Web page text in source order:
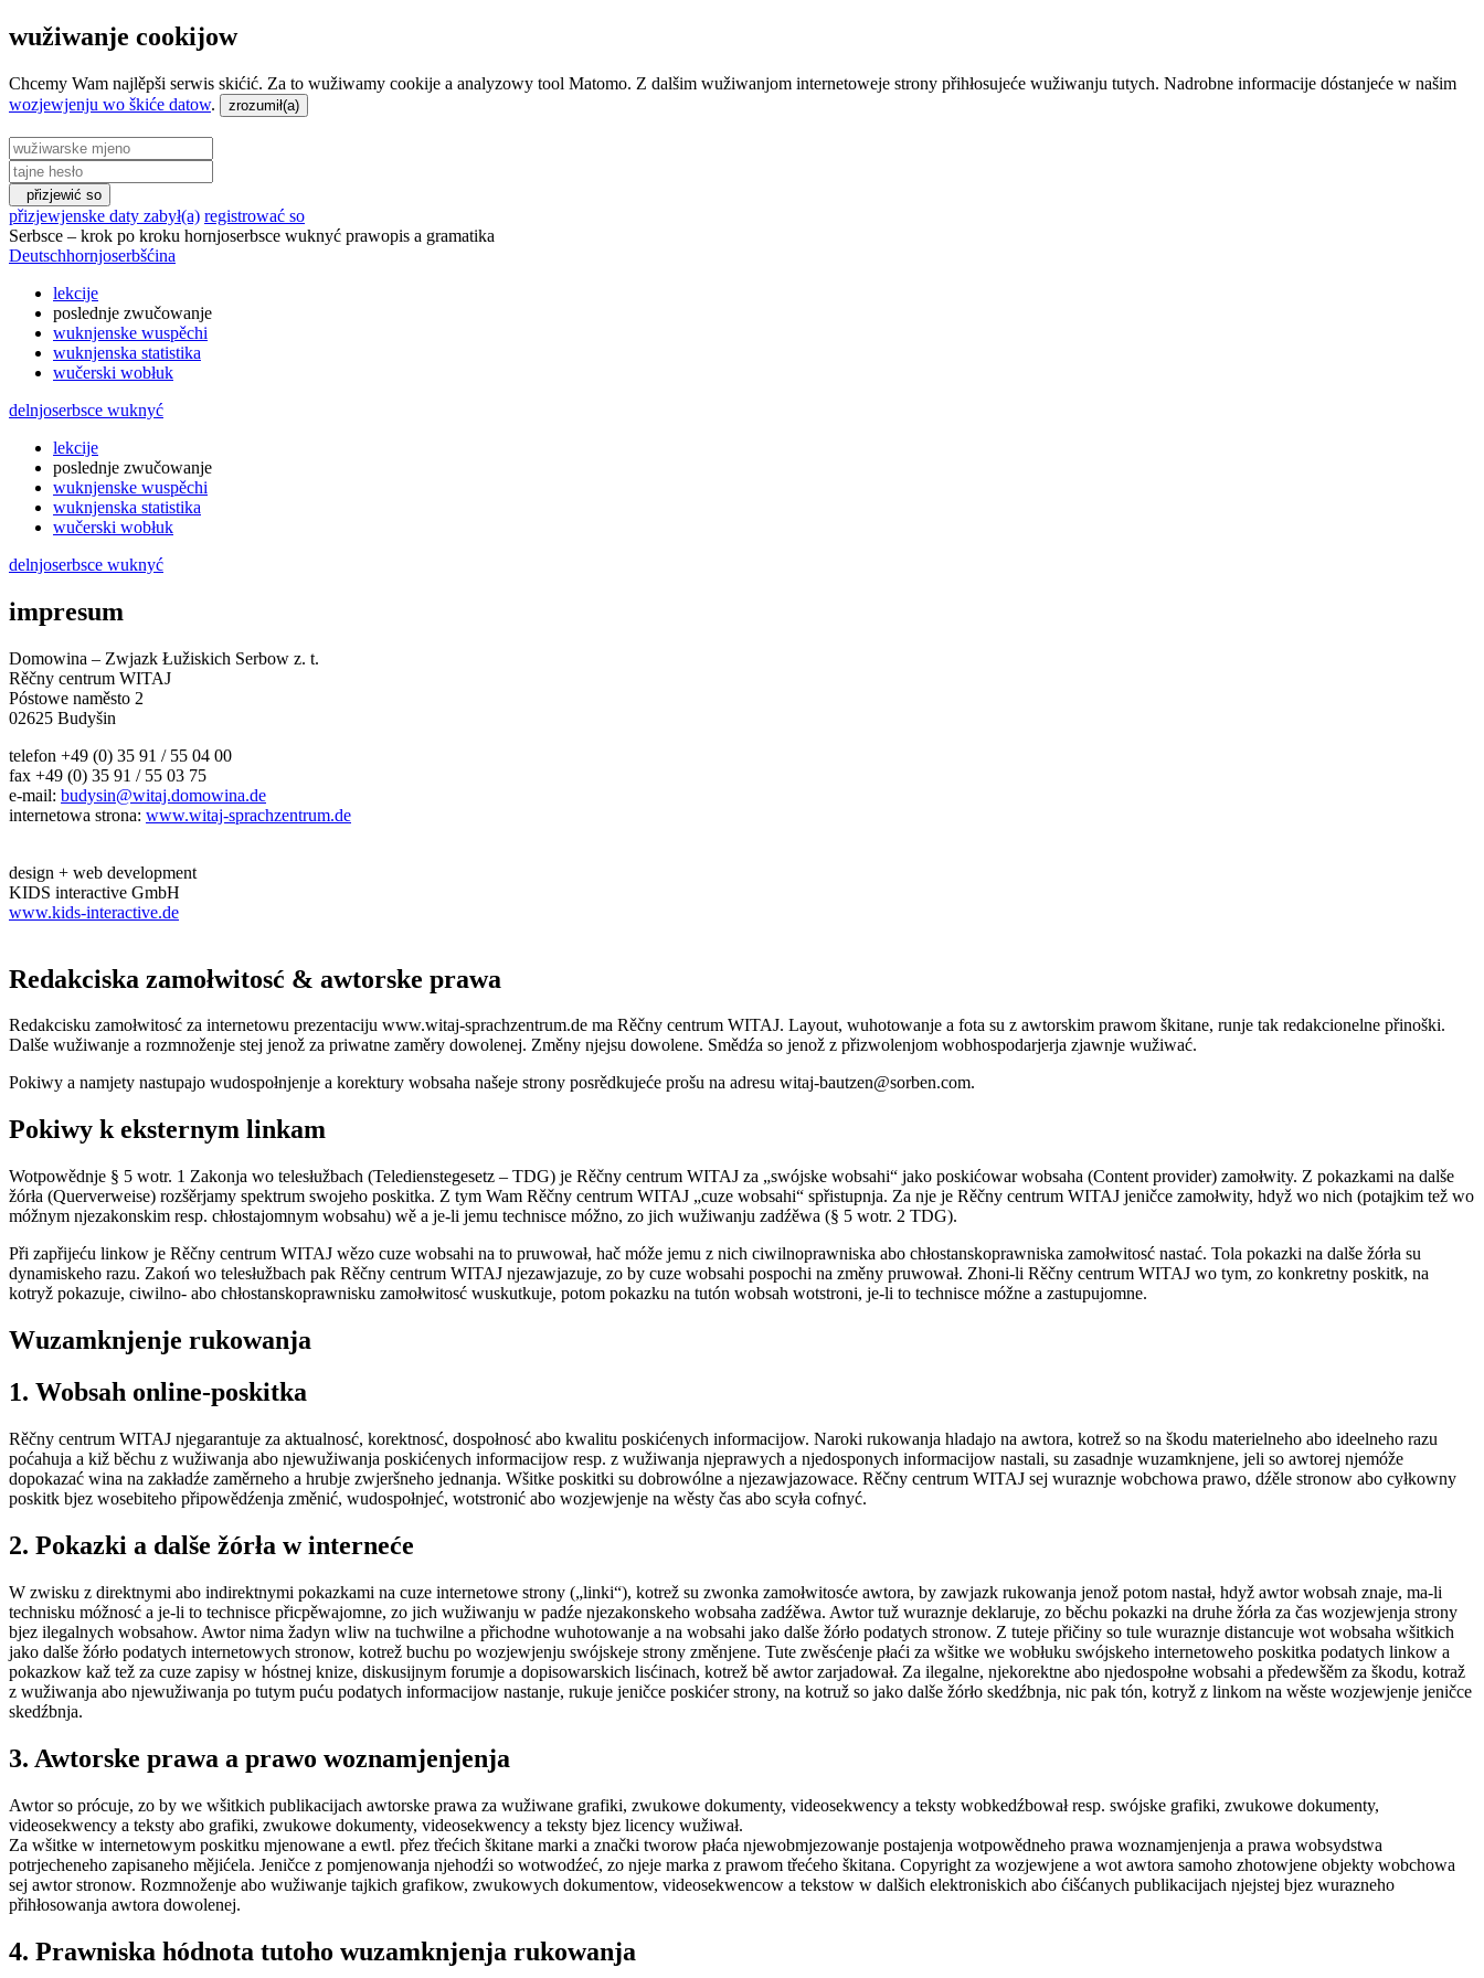
wužiwanje cookijow
Chcemy Wam najlěpši serwis skićić. Za to wužiwamy cookije a analyzowy tool Matomo. Z dalšim wužiwanjom internetoweje strony přihłosujeće wužiwanju tutych. Nadrobne informacije dóstanjeće w našim
wozjewjenju wo škiće datow.
přizjewić so
přizjewjenske daty zabył(a) registrować so
Serbsce – krok po kroku hornjoserbsce wuknyć prawopis a gramatika
Deutschhornjoserbšćina
lekcije
poslednje zwučowanje
wuknjenske wuspěchi
wuknjenska statistika
wučerski wobłuk
delnjoserbsce wuknyć
lekcije
poslednje zwučowanje
wuknjenske wuspěchi
wuknjenska statistika
wučerski wobłuk
delnjoserbsce wuknyć
impresum
Domowina – Zwjazk Łužiskich Serbow z. t.
Rěčny centrum WITAJ
Póstowe naměsto 2
02625 Budyšin
telefon +49 (0) 35 91 / 55 04 00
fax +49 (0) 35 91 / 55 03 75
e-mail: budysin@witaj.domowina.de
internetowa strona: www.witaj-sprachzentrum.de
design + web development
KIDS interactive GmbH
www.kids-interactive.de
Redakciska zamołwitosć & awtorske prawa
Redakcisku zamołwitosć za internetowu prezentaciju www.witaj-sprachzentrum.de ma Rěčny centrum WITAJ. Layout, wuhotowanje a fota su z awtorskim prawom škitane, runje tak redakcionelne přinoški.
Dalše wužiwanje a rozmnoženje stej jenož za priwatne zaměry dowolenej. Změny njejsu dowolene. Smědźa so jenož z přizwolenjom wobhospodarjerja zjawnje wužiwać.
Pokiwy a namjety nastupajo wudospołnjenje a korektury wobsaha našeje strony posrědkujeće prošu na adresu witaj-bautzen@sorben.com.
Pokiwy k eksternym linkam
Wotpowědnje § 5 wotr. 1 Zakonja wo telesłužbach (Teledienstegesetz – TDG) je Rěčny centrum WITAJ za „swójske wobsahi“ jako poskićowar wobsaha (Content provider) zamołwity. Z pokazkami na dalše
žórła (Querverweise) rozšěrjamy spektrum swojeho poskitka. Z tym Wam Rěčny centrum WITAJ „cuze wobsahi“ spřistupnja. Za nje je Rěčny centrum WITAJ jeničce zamołwity, hdyž wo nich (potajkim tež wo
móžnym njezakonskim resp. chłostajomnym wobsahu) wě a je-li jemu technisce móžno, zo jich wužiwanju zadźěwa (§ 5 wotr. 2 TDG).
Při zapřijeću linkow je Rěčny centrum WITAJ wězo cuze wobsahi na to pruwował, hač móže jemu z nich ciwilnoprawniska abo chłostanskoprawniska zamołwitosć nastać. Tola pokazki na dalše žórła su
dynamiskeho razu. Zakoń wo telesłužbach pak Rěčny centrum WITAJ njezawjazuje, zo by cuze wobsahi pospochi na změny pruwował. Zhoni-li Rěčny centrum WITAJ wo tym, zo konkretny poskitk, na
kotryž pokazuje, ciwilno- abo chłostanskoprawnisku zamołwitosć wuskutkuje, potom pokazku na tutón wobsah wotstroni, je-li to technisce móžne a zastupujomne.
Wuzamknjenje rukowanja
1. Wobsah online-poskitka
Rěčny centrum WITAJ njegarantuje za aktualnosć, korektnosć, dospołnosć abo kwalitu poskićenych informacijow. Naroki rukowanja hladajo na awtora, kotrež so na škodu materielneho abo ideelneho razu
poćahuja a kiž běchu z wužiwanja abo njewužiwanja poskićenych informacijow resp. z wužiwanja njeprawych a njedosponych informacijow nastali, su zasadnje wuzamknjene, jeli so awtorej njemóže
dopokazać wina na zakładźe zaměrneho a hrubje zwjeršneho jednanja. Wšitke poskitki su dobrowólne a njezawjazowace. Rěčny centrum WITAJ sej wuraznje wobchowa prawo, dźěle stronow abo cyłkowny
poskitk bjez wosebiteho připowědźenja změnić, wudospołnjeć, wotstronić abo wozjewjenje na wěsty čas abo scyła cofnyć.
2. Pokazki a dalše žórła w interneće
W zwisku z direktnymi abo indirektnymi pokazkami na cuze internetowe strony („linki“), kotrež su zwonka zamołwitosće awtora, by zawjazk rukowanja jenož potom nastał, hdyž awtor wobsah znaje, ma-li
technisku móžnosć a je-li to technisce přicpěwajomne, zo jich wužiwanju w padźe njezakonskeho wobsaha zadźěwa. Awtor tuž wuraznje deklaruje, zo běchu pokazki na druhe žórła za čas wozjewjenja strony
bjez ilegalnych wobsahow. Awtor nima žadyn wliw na tuchwilne a přichodne wuhotowanje a na wobsahi jako dalše žórło podatych stronow. Z tuteje přičiny so tule wuraznje distancuje wot wobsaha wšitkich
jako dalše žórło podatych internetowych stronow, kotrež buchu po wozjewjenju swójskeje strony změnjene. Tute zwěsćenje płaći za wšitke we wobłuku swójskeho internetoweho poskitka podatych linkow a
pokazkow kaž tež za cuze zapisy w hóstnej knize, diskusijnym forumje a dopisowarskich lisćinach, kotrež bě awtor zarjadował. Za ilegalne, njekorektne abo njedospołne wobsahi a předewšěm za škodu, kotraž
z wužiwanja abo njewužiwanja po tutym puću podatych informacijow nastanje, rukuje jeničce poskićer strony, na kotruž so jako dalše žórło skedźbnja, nic pak tón, kotryž z linkom na wěste wozjewjenje jeničce
skedźbnja.
3. Awtorske prawa a prawo woznamjenjenja
Awtor so prócuje, zo by we wšitkich publikacijach awtorske prawa za wužiwane grafiki, zwukowe dokumenty, videosekwency a teksty wobkedźbował resp. swójske grafiki, zwukowe dokumenty,
videosekwency a teksty abo grafiki, zwukowe dokumenty, videosekwency a teksty bjez licency wužiwał.
Za wšitke w internetowym poskitku mjenowane a ewtl. přez třećich škitane marki a znački tworow płaća njewobmjezowanje postajenja wotpowědneho prawa woznamjenjenja a prawa wobsydstwa
potrjecheneho zapisaneho mějićela. Jeničce z pomjenowanja njehodźi so wotwodźeć, zo njeje marka z prawom třećeho škitana. Copyright za wozjewjene a wot awtora samoho zhotowjene objekty wobchowa
sej awtor stronow. Rozmnoženje abo wužiwanje tajkich grafikow, zwukowych dokumentow, videosekwencow a tekstow w dalšich elektroniskich abo ćišćanych publikacijach njejstej bjez wurazneho
přihłosowanja awtora dowolenej.
4. Prawniska hódnota tutoho wuzamknjenja rukowanja